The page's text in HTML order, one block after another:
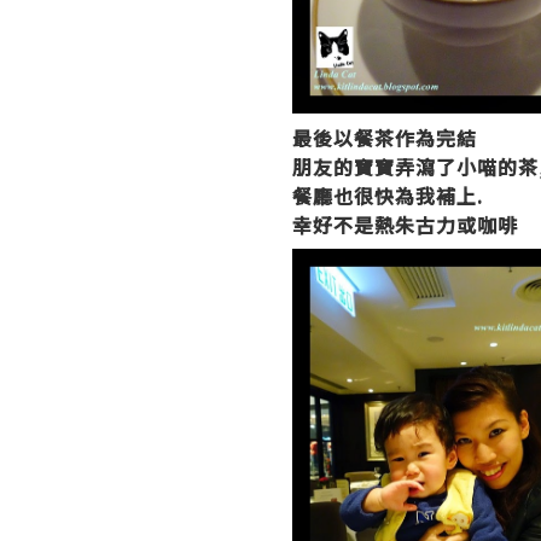
最後以餐茶作為完結
朋友的寶寶弄瀉了小喵的
餐廳也很快為我補上.
幸好不是熱朱古力或咖啡